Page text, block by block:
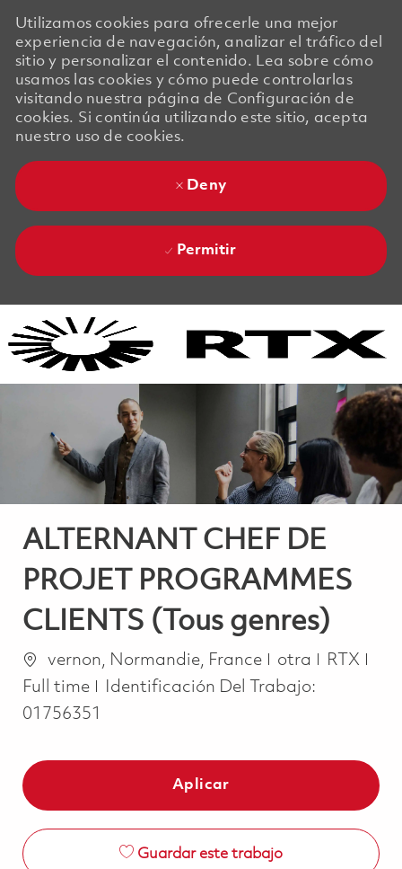
Utilizamos cookies para ofrecerle una mejor
experiencia de navegación, analizar el tráfico del
sitio y personalizar el contenido. Lea sobre cómo
usamos las cookies y cómo puede controlarlas
visitando nuestra página de Configuración de
cookies. Si continúa utilizando este sitio, acepta
nuestro uso de cookies.
Deny
Permitir
ALTERNANT CHEF DE
PROJET PROGRAMMES
CLIENTS (Tous genres)
Ubicación
vernon, Normandie, France Categoría
otra RTX
Full time
Identificación Del Trabajo:
01756351
Aplicar
Guardar este trabajo